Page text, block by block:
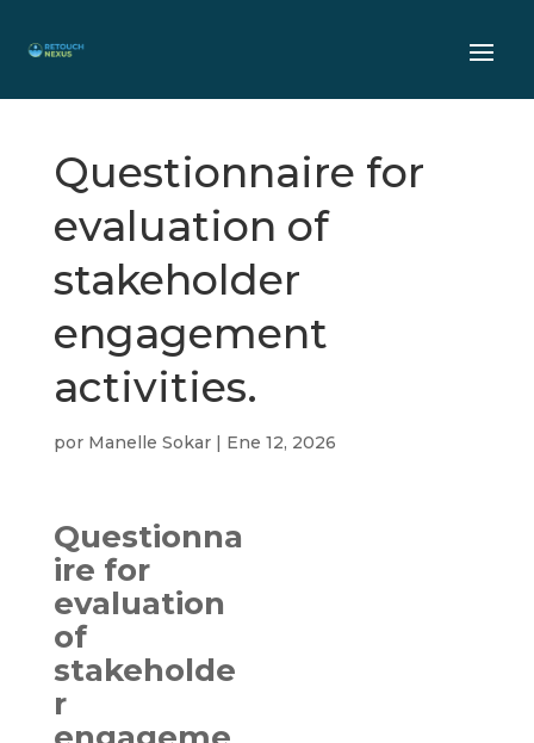
Questionnaire for
evaluation of
stakeholder
engagement
activities.
por Manelle Sokar| Ene 12, 2026
Questionna
ire for
evaluation
of
stakeholde
r